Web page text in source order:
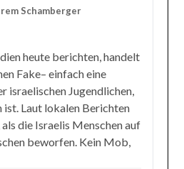
Schamberger
heute berichten, handelt
Fake– einfach eine
israelischen Jugendlichen,
ist. Laut lokalen Berichten
die Israelis Menschen auf
beworfen. Kein Mob,